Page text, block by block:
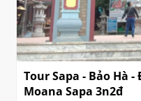
Tour Sapa - Bảo Hà
Moana Sapa 3n2đ